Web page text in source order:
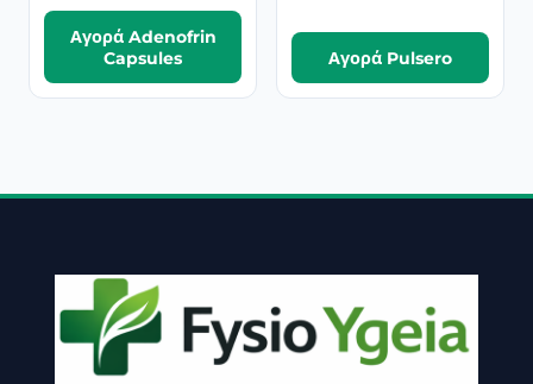
Αγορά Adenofrin
Capsules
Αγορά Pulsero